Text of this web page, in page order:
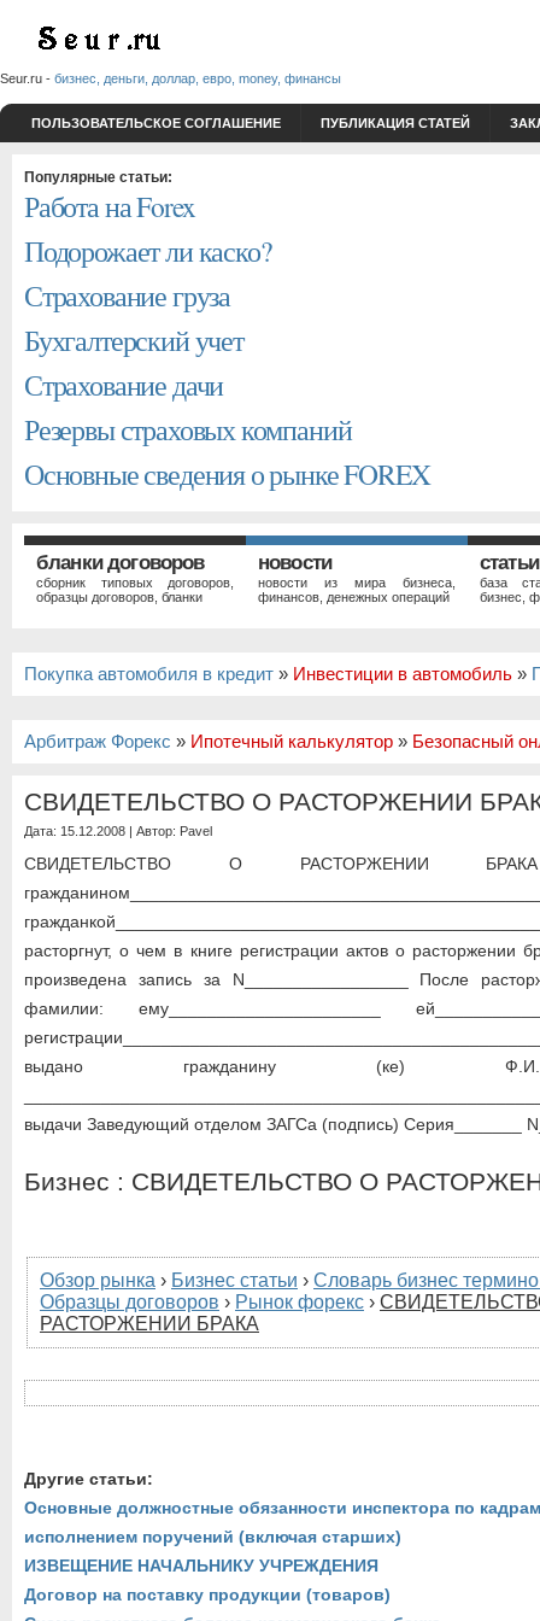
Seur.ru - бизнес, деньги, доллар, евро, money, финансы
ПОЛЬЗОВАТЕЛЬСКОЕ СОГЛАШЕНИЕ ПУБЛИКАЦИЯ СТАТЕЙ
Популярные статьи:
Работа на Forex
Подорожает ли каско?
Страхование груза
Бухгалтерский учет
Страхование дачи
Резервы страховых компаний
Основные сведения о рынке FOREX
бланки договоров
сборник типовых договоров,
образцы договоров, бланки
новости
новости из мира бизнеса,
финансов, денежных операций
статьи
база
бизнес,
Покупка автомобиля в кредит » Инвестиции в автомобиль »
Арбитраж Форекс » Ипотечный калькулятор » Безопасный
СВИДЕТЕЛЬСТВО О РАСТОРЖЕНИИ
Дата: 15.12.2008 | Автор: Pavel
СВИДЕТЕЛЬСТВО О РАСТОРЖЕНИИ
расторгнут, о чем в книге регистрации актов о расторжении
произведена запись за N_________________ После
фамилии: ему______________________
выдано гражданину (ке)
выдачи Заведующий отделом ЗАГСа (подпись) Серия_______
Бизнес : СВИДЕТЕЛЬСТВО О
Обзор рынка › Бизнес статьи › Словарь бизнес
Образцы договоров › Рынок форекс ›
РАСТОРЖЕНИИ БРАКА
Другие статьи:
Основные должностные обязанности инспектора по
исполнением поручений (включая старших)
ИЗВЕЩЕНИЕ НАЧАЛЬНИКУ УЧРЕЖДЕНИЯ
Договор на поставку продукции (товаров)